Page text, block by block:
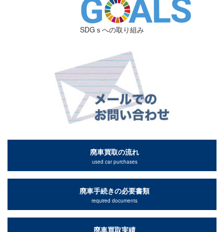
SDGｓへの取り組み
廃車買取の流れ
used car purchases
廃車手続きの必要書類
required documents
廃車買取実績